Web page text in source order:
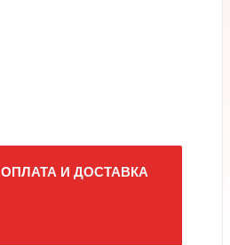
ОПЛАТА И ДОСТАВКА